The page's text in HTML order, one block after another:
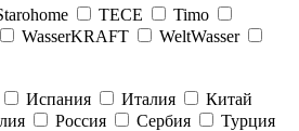
TECE
Timo
WasserKRAFT
WeltWasser
Испания Италия
Китай
Россия Сербия
Турция